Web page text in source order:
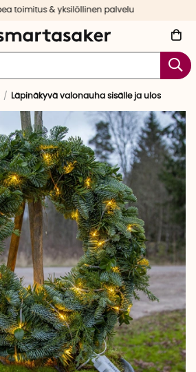
toimitus & yksilöllinen palvelu
Läpinäkyvä valonauha sisälle ja ulos